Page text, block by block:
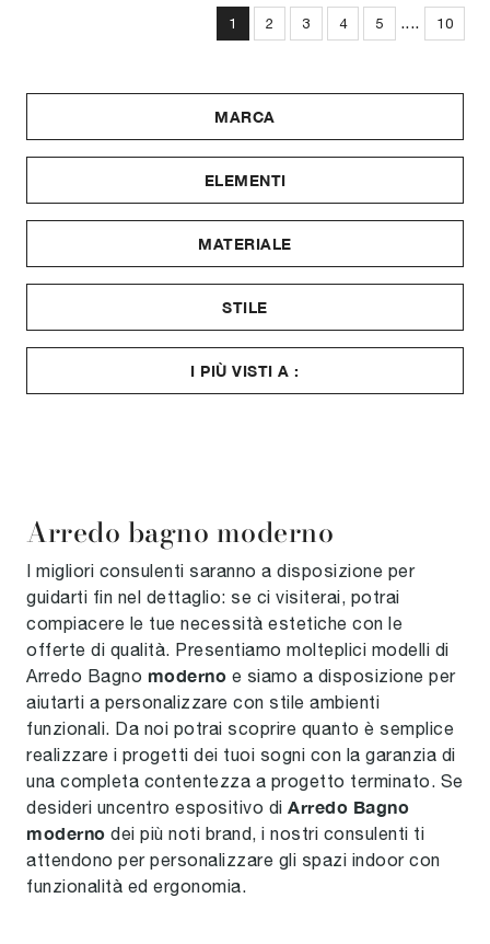
MARCA
ELEMENTI
MATERIALE
STILE
I PIÙ VISTI A :
1 2 3 4 5 .... 10
Arredo bagno moderno
I migliori consulenti saranno a disposizione per
guidarti fin nel dettaglio: se ci visiterai, potrai
compiacere le tue necessità estetiche con le
offerte di qualità. Presentiamo molteplici modelli di
Arredo Bagno moderno e siamo a disposizione per
aiutarti a personalizzare con stile ambienti
funzionali. Da noi potrai scoprire quanto è semplice
realizzare i progetti dei tuoi sogni con la garanzia di
una completa contentezza a progetto terminato. Se
desideri uncentro espositivo di Arredo Bagno
moderno dei più noti brand, i nostri consulenti ti
attendono per personalizzare gli spazi indoor con
funzionalità ed ergonomia.